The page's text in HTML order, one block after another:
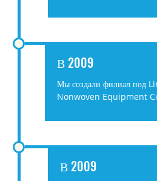
В 2009
Мы создали филиал под
Nonwoven Equipment
В 2009